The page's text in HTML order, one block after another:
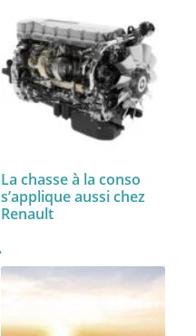
La chasse à la conso
s’applique aussi chez
Renault